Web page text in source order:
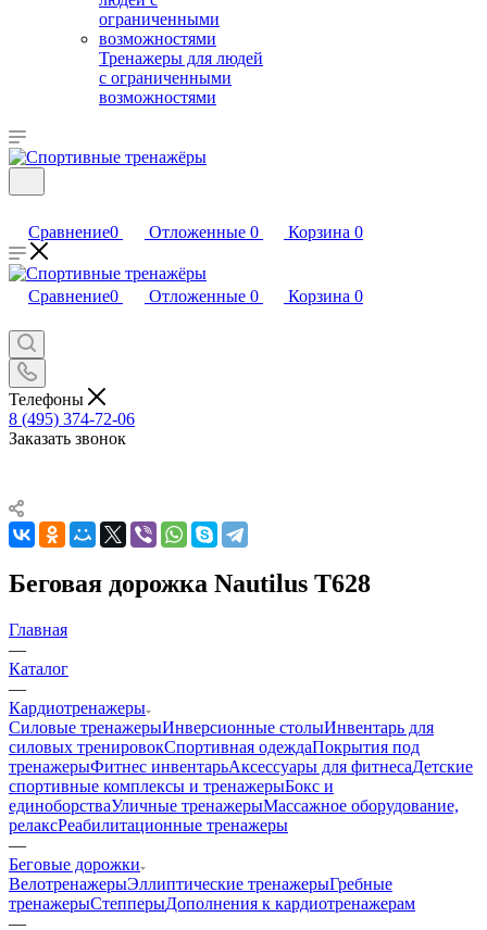
Тренажеры для людей
с ограниченными
возможностями
Сравнение0 Отложенные 0 Корзина 0
Сравнение0 Отложенные 0 Корзина 0
Телефоны
8 (495) 374-72-06
Заказать звонок
Беговая дорожка Nautilus T628
Главная
—
Каталог
—
Кардиотренажеры
Силовые тренажерыИнверсионные столыИнвентарь для
силовых тренировокСпортивная одеждаПокрытия под
тренажерыФитнес инвентарьАксессуары для фитнесаДетские
спортивные комплексы и тренажерыБокс и
единоборстваУличные тренажерыМассажное оборудование,
релаксРеабилитационные тренажеры
—
Беговые дорожки
ВелотренажерыЭллиптические тренажерыГребные
тренажерыСтепперыДополнения к кардиотренажерам
—